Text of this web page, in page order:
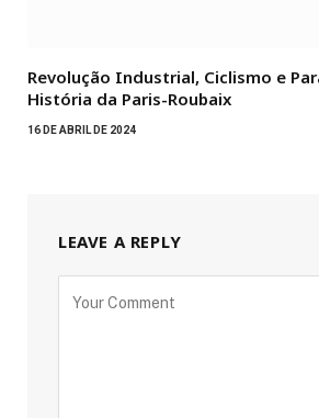
Revolução Industrial, Ciclismo e
História da Paris-Roubaix
16 DE ABRIL DE 2024
LEAVE A REPLY